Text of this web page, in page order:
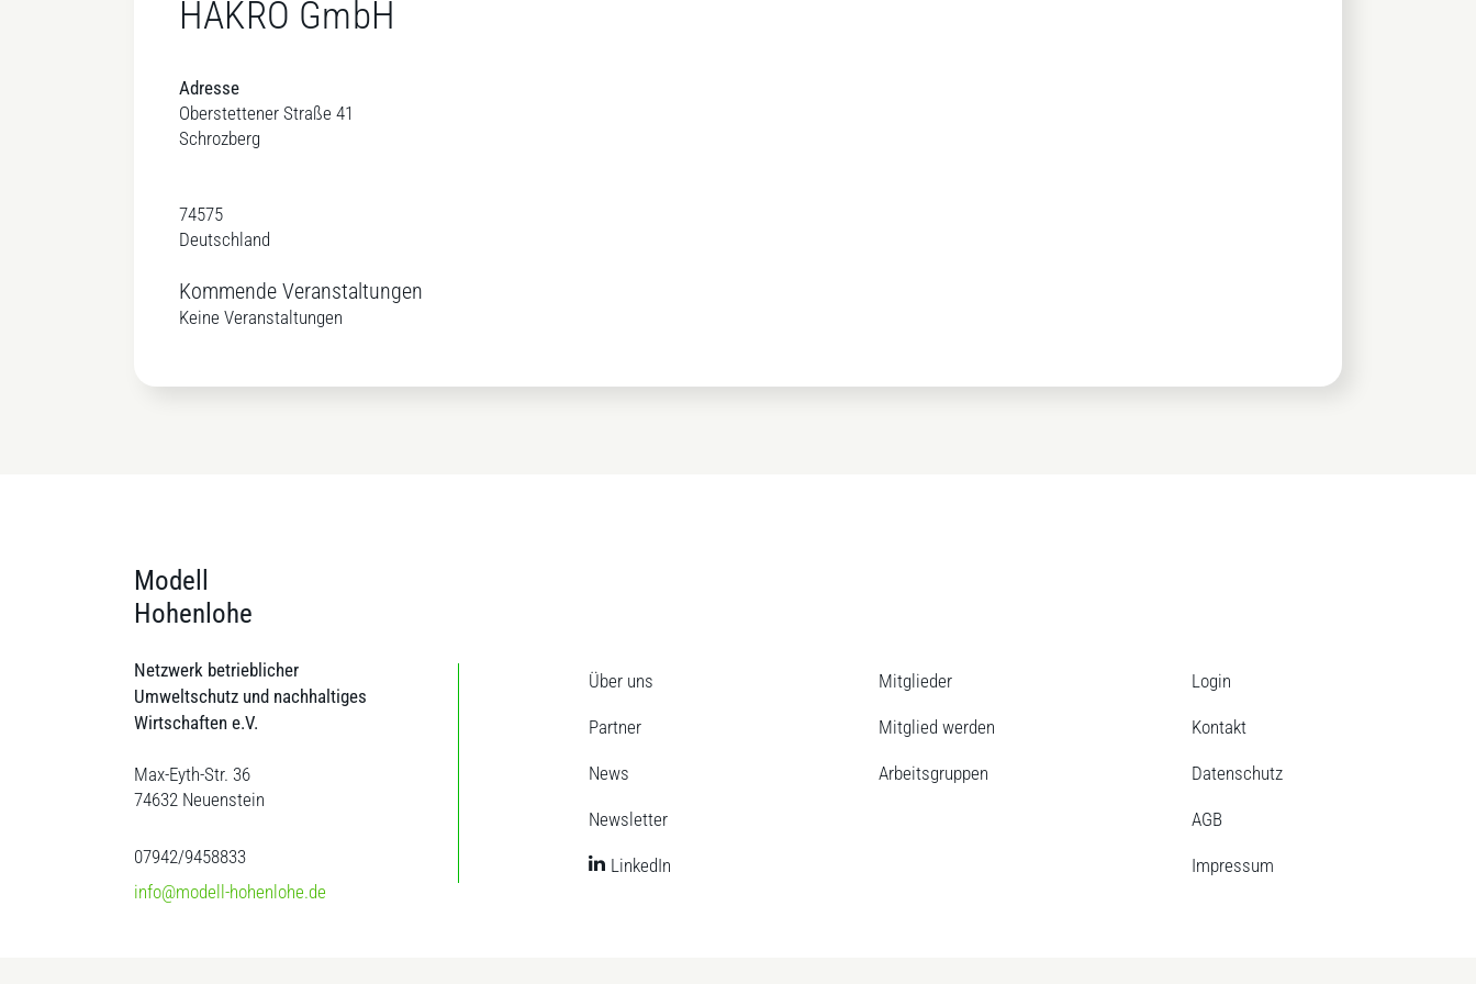
HAKRO GmbH
Adresse
Oberstettener Straße 41
Schrozberg
74575
Deutschland
Kommende Veranstaltungen
Keine Veranstaltungen
Modell
Hohenlohe
Netzwerk betrieblicher
Umweltschutz und nachhaltiges
Wirtschaften e.V.
Max-Eyth-Str. 36
74632 Neuenstein
07942/9458833
info@modell-hohenlohe.de
Über uns
Partner
News
Newsletter
LinkedIn
Mitglieder
Mitglied werden
Arbeitsgruppen
Login
Kontakt
Datenschutz
AGB
Impressum